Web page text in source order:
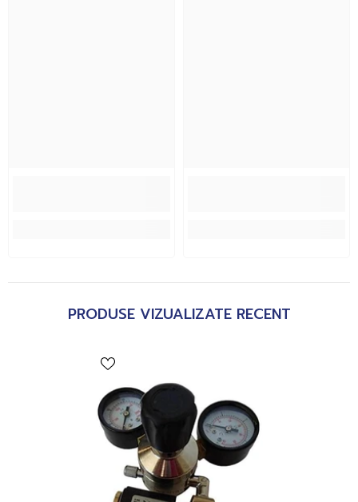
PRODUSE VIZUALIZATE RECENT